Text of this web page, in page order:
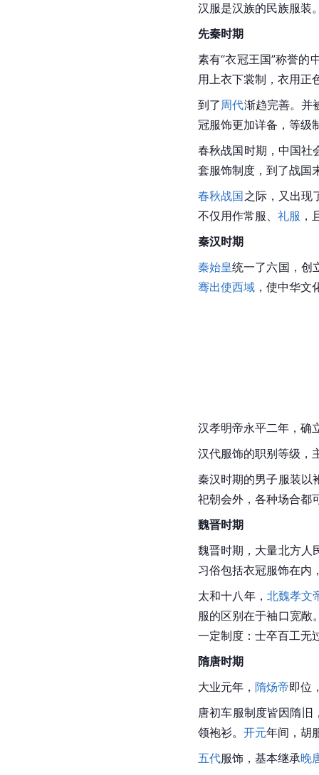
汉服是汉族的民族服装
先秦时期
素有“衣冠王国”称誉的
用上衣下裳制，衣用正
到了周代渐趋完善。并
冠服饰更加详备， 等级
春秋战国时期，中国社
套服饰制度，到了战国
春秋战国之际，又出现
不仅用作常服 、 礼服 ，
秦汉时期
秦始皇统一了六国，创
骞出使西域 ，使中华文
汉孝明帝永平二年，确
汉代服饰的职别等级，
秦汉时期的男子服装以
祀朝会外，各种场合都
魏晋时期
魏晋时期，大量北方人
习俗包括衣冠服饰在内
太和十八年， 北魏孝文
服的区别在于袖口宽敞
一定制度：士卒百工无
隋唐时期
大业元年， 隋炀帝即位
唐初车服制度皆因隋旧
领袍衫。 开元年间，胡
五代服饰，基本继承晚